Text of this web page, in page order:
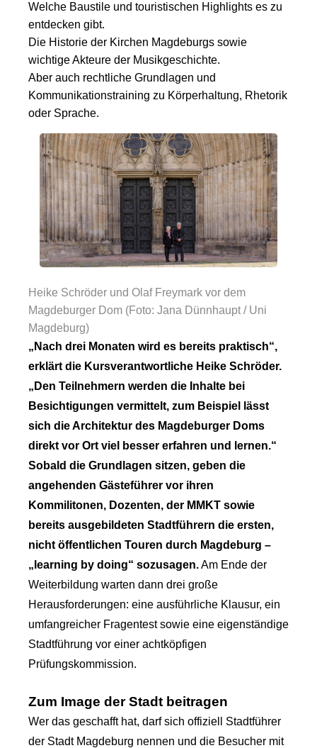
Welche Baustile und touristischen Highlights es zu
entdecken gibt.
Die Historie der Kirchen Magdeburgs sowie
wichtige Akteure der Musikgeschichte.
Aber auch rechtliche Grundlagen und
Kommunikationstraining zu Körperhaltung, Rhetorik
oder Sprache.
Heike Schröder und Olaf Freymark vor dem
Magdeburger Dom (Foto: Jana Dünnhaupt / Uni
Magdeburg)
„Nach drei Monaten wird es bereits praktisch“,
erklärt die Kursverantwortliche Heike Schröder.
„Den Teilnehmern werden die Inhalte bei
Besichtigungen vermittelt, zum Beispiel lässt
sich die Architektur des Magdeburger Doms
direkt vor Ort viel besser erfahren und lernen.“
Sobald die Grundlagen sitzen, geben die
angehenden Gästeführer vor ihren
Kommilitonen, Dozenten, der MMKT sowie
bereits ausgebildeten Stadtführern die ersten,
nicht öffentlichen Touren durch Magdeburg –
„learning by doing“ sozusagen.Am Ende der
Weiterbildung warten dann drei große
Herausforderungen: eine ausführliche Klausur, ein
umfangreicher Fragentest sowie eine eigenständige
Stadtführung vor einer achtköpfigen
Prüfungskommission.
Zum Image der Stadt beitragen
Wer das geschafft hat, darf sich offiziell Stadtführer
der Stadt Magdeburg nennen und die Besucher mit